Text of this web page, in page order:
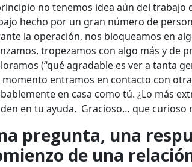
no tenemos idea aún del
hecho por un gran número de
la operación, nos bloqueamos en
tropezamos con algo más y de
(“qué agradable es ver a tanta
momento entramos en contacto con
en casa como tú. ¿Lo más
en tu ayuda. Gracioso… que curioso
pregunta, una
de una